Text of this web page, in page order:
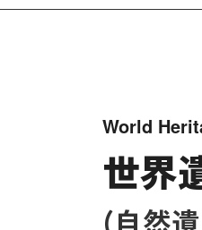
World
世界
(自然